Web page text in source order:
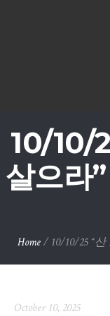
10/10/
살으라
Home / 10/10/25 “
October 10, 2025